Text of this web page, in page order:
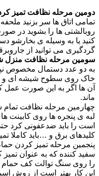
دومین مرحله نظافت تمیز
تمامی اتاق ها سر بزنید
روبالشتی ها را بشوید در
کنید یا به وسیله ی بخارشو
گردگیری می توانید از
سومین مرحله نظافت
به دو عدد دستمال مخصوص
خاک روی سطوح شیشه ای و
آن ها اگر به این صورت عمل
ماند.
چهارمین مرحله نظافت
لبه ی پنجره ها روی
است را باید ضدعفونی کرد
کلیدهای برق و …باید کاملا
پنجمین مرحله تمیز کردن
سفید کننده که به عنوان تمیز
را روی سنگ توالت کف حمام
این کار بهتر است از روش